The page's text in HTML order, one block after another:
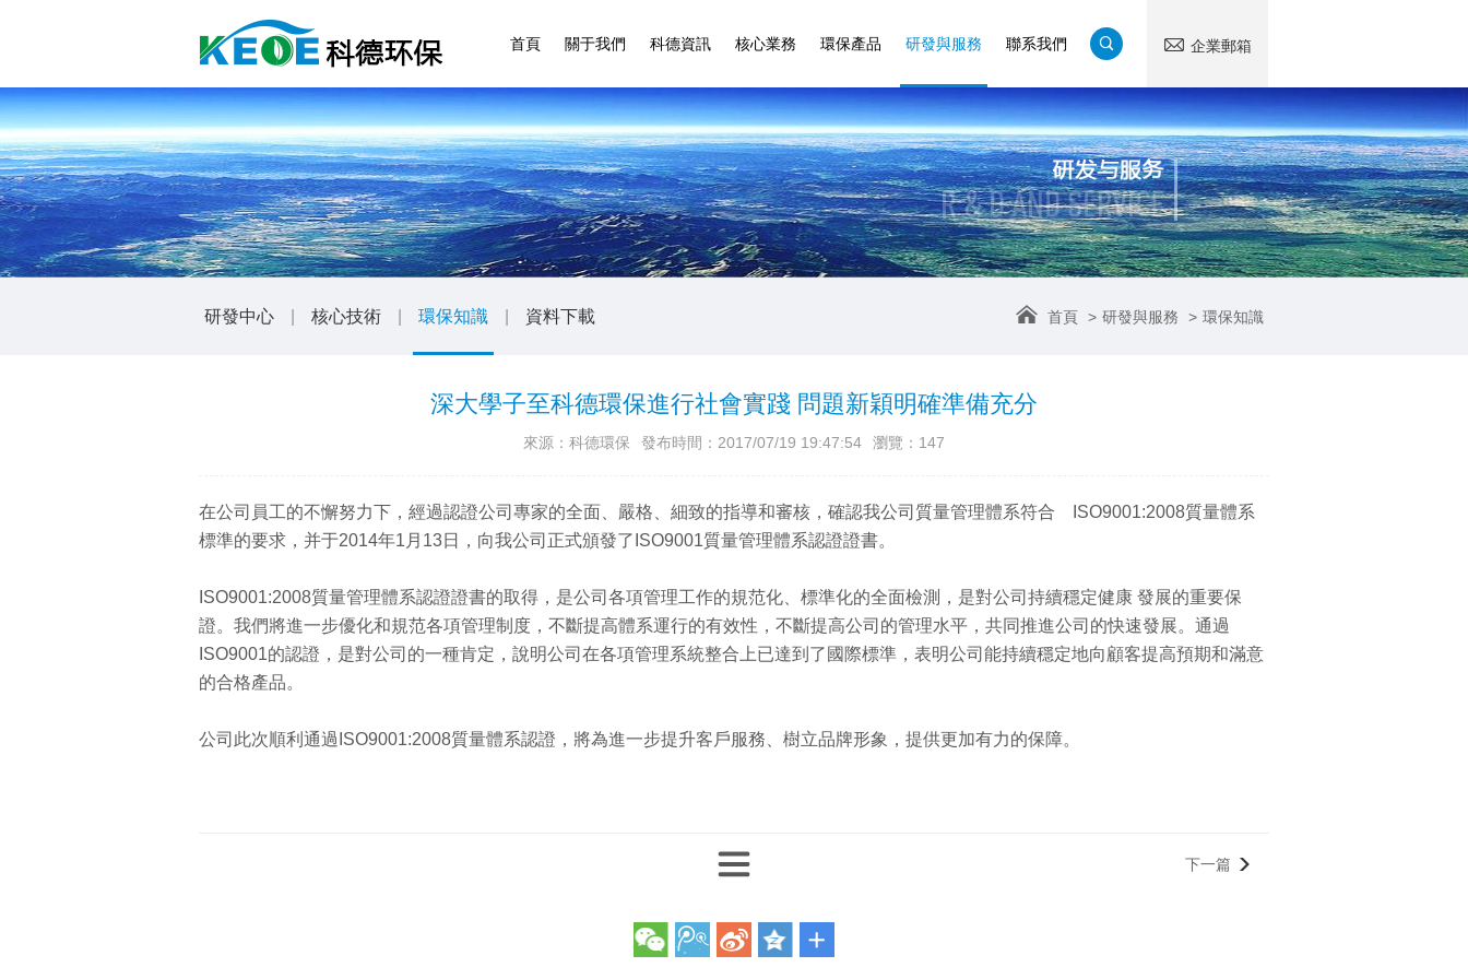
首頁 關于我們 科德資訊 核心業務 環保產品 研發與服務 聯系我們 企業郵箱
研發中心 核心技術 環保知識 資料下載 首頁 > 研發與服務 > 環保知識
深大學子至科德環保進行社會實踐 問題新穎明確準備充分
來源：科德環保 發布時間：2017/07/19 19:47:54 瀏覽：147
在公司員工的不懈努力下，經過認證公司專家的全面、嚴格、細致的指導和審核，確認我公司質量管理體系符合 ISO9001:2008質量體系
標準的要求，并于2014年1月13日，向我公司正式頒發了ISO9001質量管理體系認證證書。
ISO9001:2008質量管理體系認證證書的取得，是公司各項管理工作的規范化、標準化的全面檢測，是對公司持續穩定健康 發展的重要保
證。我們將進一步優化和規范各項管理制度，不斷提高體系運行的有效性，不斷提高公司的管理水平，共同推進公司的快速發展。通過
ISO9001的認證，是對公司的一種肯定，說明公司在各項管理系統整合上已達到了國際標準，表明公司能持續穩定地向顧客提高預期和滿意
的合格產品。
公司此次順利通過ISO9001:2008質量體系認證，將為進一步提升客戶服務、樹立品牌形象，提供更加有力的保障。
下一篇